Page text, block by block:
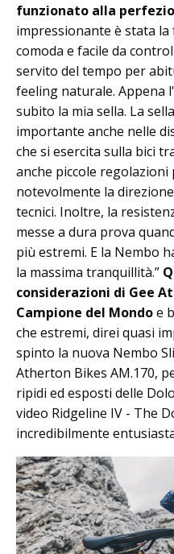
funzionato alla
impressionante è stata
comoda e facile da
servito del tempo per
feeling naturale. Appena
subito la mia sella. La
importante anche nelle
che si esercita sulla bici
anche piccole regolazioni
notevolmente la
tecnici. Inoltre, la
messe a dura prova
più estremi. E la Nembo
la massima tranquillità.”
considerazioni di Gee
Campione del Mondoe
che estremi, direi quasi
spinto la nuova Nembo
Atherton Bikes AM.170,
ripidi ed esposti delle
video Ridgeline IV - The
incredibilmente